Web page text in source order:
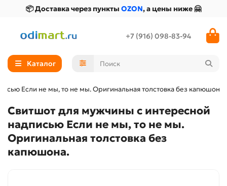
📦 Доставка через пункты OZON, а цены ниже 🤗
+7 (916) 098-83-94
Каталог
Если не мы, то не мы. Оригинальная толстовка без капюшона.
Свитшот для мужчины с интересной
надписью Если не мы, то не мы.
Оригинальная толстовка без
капюшона.